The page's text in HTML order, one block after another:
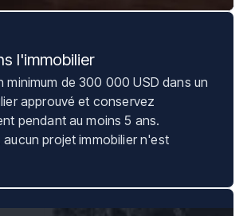
l'immobilier
minimum de 300 000 USD dans un
approuvé et conservez
pendant au moins 5 ans.
aucun projet immobilier n'est